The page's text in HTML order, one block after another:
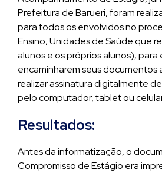
Prefeitura de Barueri, foram
para todos os envolvidos no
Ensino, Unidades de Saúde que
alunos e os próprios alunos), para
encaminharem seus documentos
realizar assinatura digitalmente
pelo computador, tablet ou
Resultados:
Antes da informatização, o
Compromisso de Estágio era